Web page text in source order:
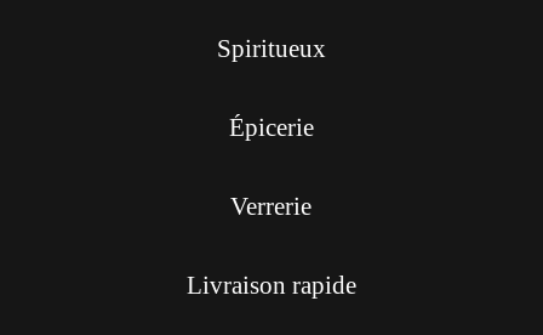
Spiritueux
Épicerie
Verrerie
Livraison rapide